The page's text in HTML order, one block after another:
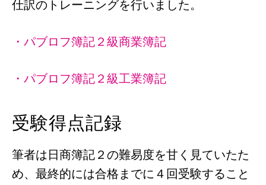
仕訳のトレーニングを行いました。
・パブロフ簿記２級商業簿記
・パブロフ簿記２級工業簿記
受験得点記録
筆者は日商簿記２の難易度を甘く見ていたた
め、最終的には合格までに４回受験すること